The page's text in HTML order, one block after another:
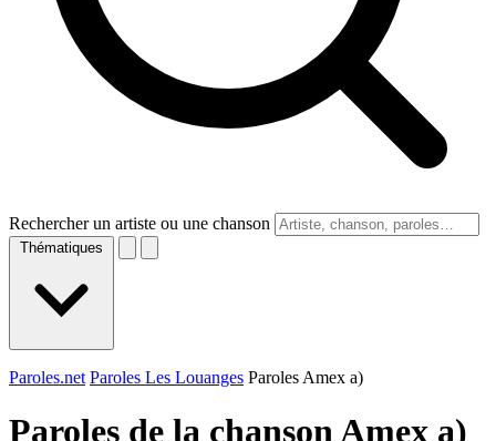
Rechercher un artiste ou une chanson
Thématiques
Paroles.net Paroles Les Louanges Paroles Amex a)
Paroles de la chanson Amex a)